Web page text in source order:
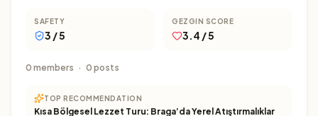
SAFETY
3 / 5
GEZGIN SCORE
3.4 / 5
0 members · 0 posts
TOP RECOMMENDATION
Kısa Bölgesel Lezzet Turu: Braga’da Yerel Atıştırmalıklar